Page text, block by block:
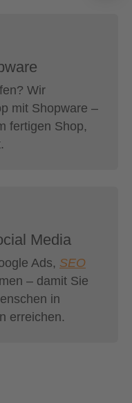
Wir
mit Shopware –
fertigen Shop,
Media
Ads, SEO
– damit Sie
in
erreichen.